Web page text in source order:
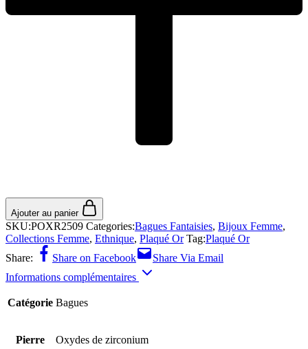
Ajouter au panier
SKU:POXR2509 Categories:Bagues Fantaisies, Bijoux Femme,
Collections Femme, Ethnique, Plaqué Or Tag:Plaqué Or
Share:
Share on Facebook
Share Via Email
Informations complémentaires
Catégorie Bagues
Pierre Oxydes de zirconium